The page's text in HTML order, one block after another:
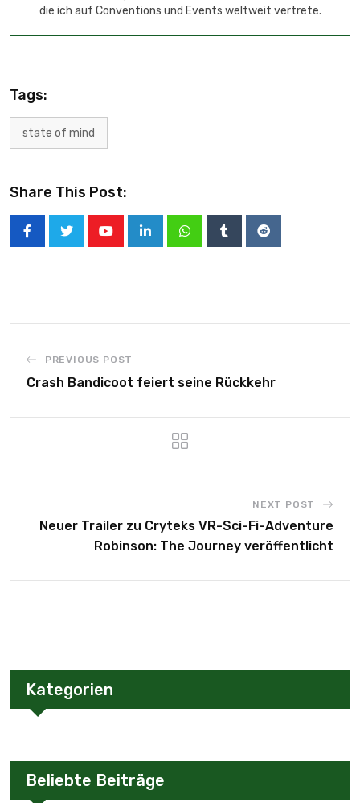
die ich auf Conventions und Events weltweit vertrete.
Tags:
state of mind
Share This Post:
PREVIOUS POST
Crash Bandicoot feiert seine Rückkehr
NEXT POST
Neuer Trailer zu Cryteks VR-Sci-Fi-Adventure
Robinson: The Journey veröffentlicht
Kategorien
Beliebte Beiträge